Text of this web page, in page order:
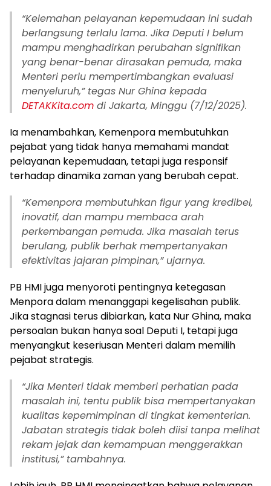
“Kelemahan pelayanan kepemudaan ini sudah
berlangsung terlalu lama. Jika Deputi I belum
mampu menghadirkan perubahan signifikan
yang benar-benar dirasakan pemuda, maka
Menteri perlu mempertimbangkan evaluasi
menyeluruh,” tegas Nur Ghina kepada
DETAKKita.com di Jakarta, Minggu (7/12/2025).
Ia menambahkan, Kemenpora membutuhkan
pejabat yang tidak hanya memahami mandat
pelayanan kepemudaan, tetapi juga responsif
terhadap dinamika zaman yang berubah cepat.
“Kemenpora membutuhkan figur yang kredibel,
inovatif, dan mampu membaca arah
perkembangan pemuda. Jika masalah terus
berulang, publik berhak mempertanyakan
efektivitas jajaran pimpinan,” ujarnya.
PB HMI juga menyoroti pentingnya ketegasan
Menpora dalam menanggapi kegelisahan publik.
Jika stagnasi terus dibiarkan, kata Nur Ghina, maka
persoalan bukan hanya soal Deputi I, tetapi juga
menyangkut keseriusan Menteri dalam memilih
pejabat strategis.
“Jika Menteri tidak memberi perhatian pada
masalah ini, tentu publik bisa mempertanyakan
kualitas kepemimpinan di tingkat kementerian.
Jabatan strategis tidak boleh diisi tanpa melihat
rekam jejak dan kemampuan menggerakkan
institusi,” tambahnya.